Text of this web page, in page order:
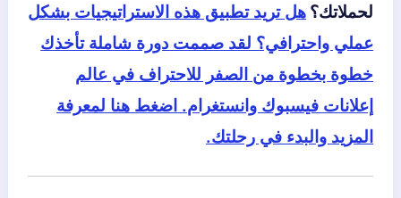
لحملاتك؟ هل تريد تطبيق هذه الاستراتيجيات بشكل
عملي واحترافي؟ لقد صممت دورة شاملة تأخذك
خطوة بخطوة من الصفر للاحتراف في عالم
إعلانات فيسبوك وانستغرام. اضغط هنا لمعرفة
المزيد والبدء في رحلتك.